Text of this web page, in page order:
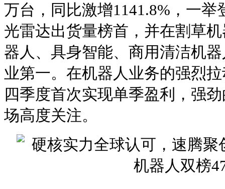
万台，同比激增1141.8%，一
光雷达出货量榜首，并在割草
器人、具身智能、商用清洁机
业第一。在机器人业务的强烈
四季度首次实现单季盈利，强
场高度关注。